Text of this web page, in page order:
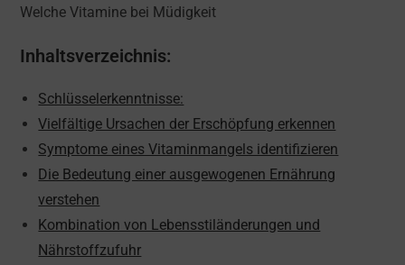
Welche Vitamine bei Müdigkeit
Inhaltsverzeichnis:
Schlüsselerkenntnisse:
Vielfältige Ursachen der Erschöpfung erkennen
Symptome eines Vitaminmangels identifizieren
Die Bedeutung einer ausgewogenen Ernährung
verstehen
Kombination von Lebensstiländerungen und
Nährstoffzufuhr